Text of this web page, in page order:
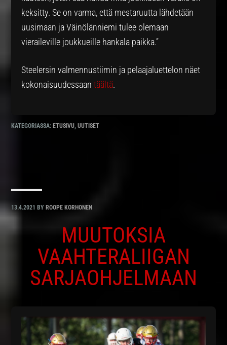
keksitty. Se on varma, että mestaruutta lähdetään
uusimaan ja Väinölänniemi tulee olemaan
vieraileville joukkueille hankala paikka.”
Steelersin valmennustiimin ja pelaajaluettelon näet
kokonaisuudessaantäältä.
KATEGORIASSA:ETUSIVU ,UUTISET
13.4.2021 BYROOPE KORHONEN
MUUTOKSIA
VAAHTERALIIGAN
SARJAOHJELMAAN